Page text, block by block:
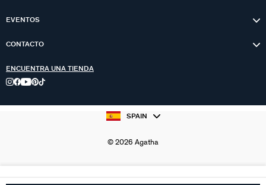
EVENTOS
CONTACTO
ENCUENTRA UNA TIENDA
SPAIN
© 2026 Agatha